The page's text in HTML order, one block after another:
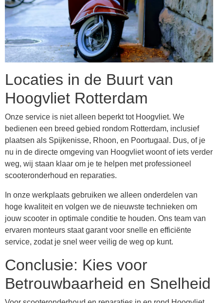
Locaties in de Buurt van
Hoogvliet Rotterdam
Onze service is niet alleen beperkt tot Hoogvliet. We
bedienen een breed gebied rondom Rotterdam, inclusief
plaatsen als Spijkenisse, Rhoon, en Poortugaal. Dus, of je
nu in de directe omgeving van Hoogvliet woont of iets verder
weg, wij staan klaar om je te helpen met professioneel
scooteronderhoud en reparaties.
In onze werkplaats gebruiken we alleen onderdelen van
hoge kwaliteit en volgen we de nieuwste technieken om
jouw scooter in optimale conditie te houden. Ons team van
ervaren monteurs staat garant voor snelle en efficiënte
service, zodat je snel weer veilig de weg op kunt.
Conclusie: Kies voor
Betrouwbaarheid en Snelheid